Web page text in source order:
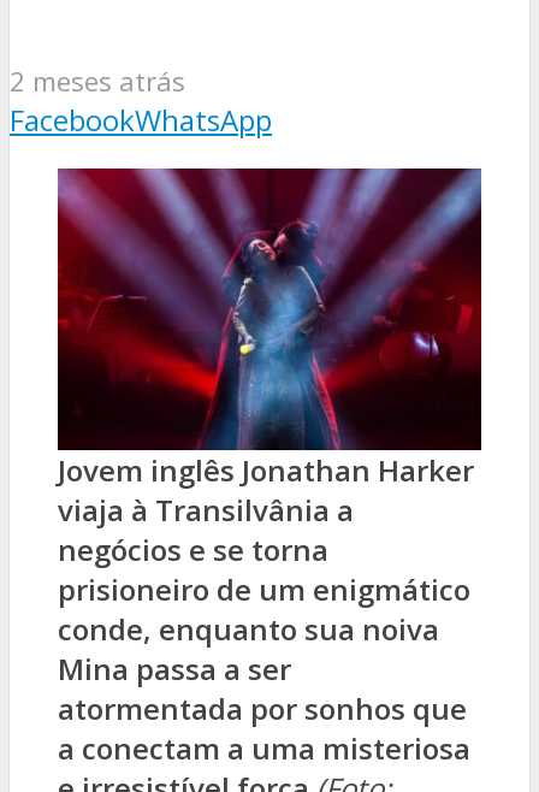
2 meses atrás
FacebookWhatsApp
Jovem inglês Jonathan Harker
viaja à Transilvânia a
negócios e se torna
prisioneiro de um enigmático
conde, enquanto sua noiva
Mina passa a ser
atormentada por sonhos que
a conectam a uma misteriosa